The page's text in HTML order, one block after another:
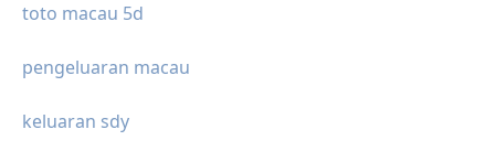
toto macau 5d
pengeluaran macau
keluaran sdy